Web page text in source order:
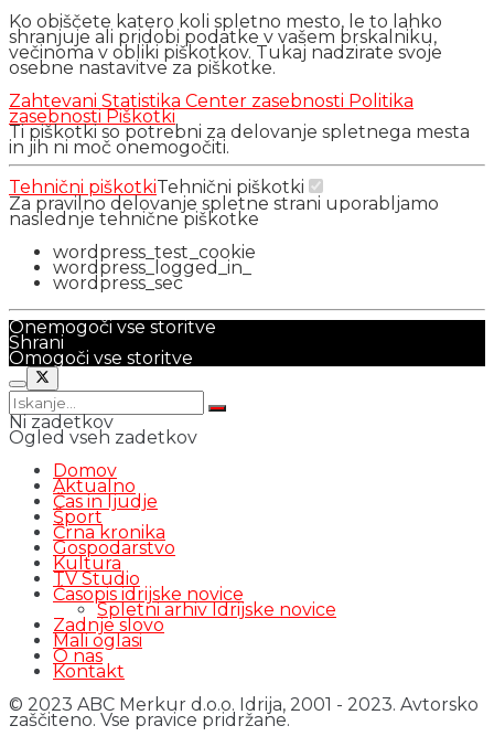
Ko obiščete katero koli spletno mesto, le to lahko
shranjuje ali pridobi podatke v vašem brskalniku,
večinoma v obliki piškotkov. Tukaj nadzirate svoje
osebne nastavitve za piškotke.
Zahtevani Statistika Center zasebnosti Politika
zasebnostiPiškotki
Ti piškotki so potrebni za delovanje spletnega mesta
in jih ni moč onemogočiti.
Tehnični piškotkiTehnični piškotki
Za pravilno delovanje spletne strani uporabljamo
naslednje tehnične piškotke
wordpress_test_cookie
wordpress_logged_in_
wordpress_sec
Onemogoči vse storitve
Shrani
Omogoči vse storitve
Ni zadetkov
Ogled vseh zadetkov
Domov
Aktualno
Čas in ljudje
Šport
Črna kronika
Gospodarstvo
Kultura
TV Studio
Časopis idrijske novice
Spletni arhiv Idrijske novice
Zadnje slovo
Mali oglasi
O nas
Kontakt
© 2023 ABC Merkur d.o.o. Idrija, 2001 - 2023. Avtorsko
zaščiteno. Vse pravice pridržane.